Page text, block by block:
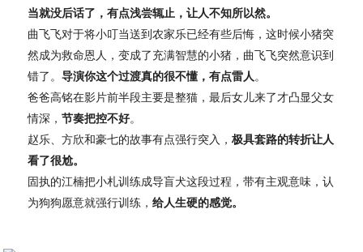
当就没后话了，有点浅尝辄止，让人不知所以然。
曲飞飞对于将小叮当送到农家乐已经有些后悔，这时候小猪突
然成为救命恩人，变成了充满智慧的小猪，曲飞飞突然意识到
错了。导演你这个过渡真的很不懂，有点雷人。
爸爸高铭在影片前半段主要是整猫，最后女儿来了才凸显父女
情深，节奏把控不好。
赵乐、方欣和豪七的故事有点强行突入，极具套路的转折让人
看了很尬。
固执的江楠把小札训练成导盲犬这段过程，带有主观意味，认
为狗狗愿意就强行训练，给人生硬的感觉。